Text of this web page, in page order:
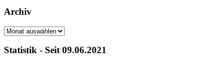
Archiv
Archiv
Statistik - Seit 09.06.2021